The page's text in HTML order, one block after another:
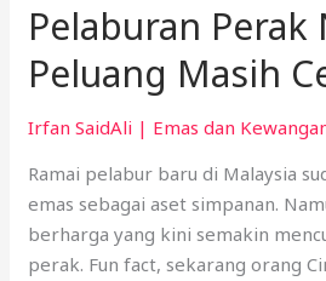
Pelaburan Perak
Peluang Masih
Irfan SaidAli | Emas dan
Ramai pelabur baru di Malaysia
emas sebagai aset simpanan.
berharga yang kini semakin
perak. Fun fact, sekarang orang